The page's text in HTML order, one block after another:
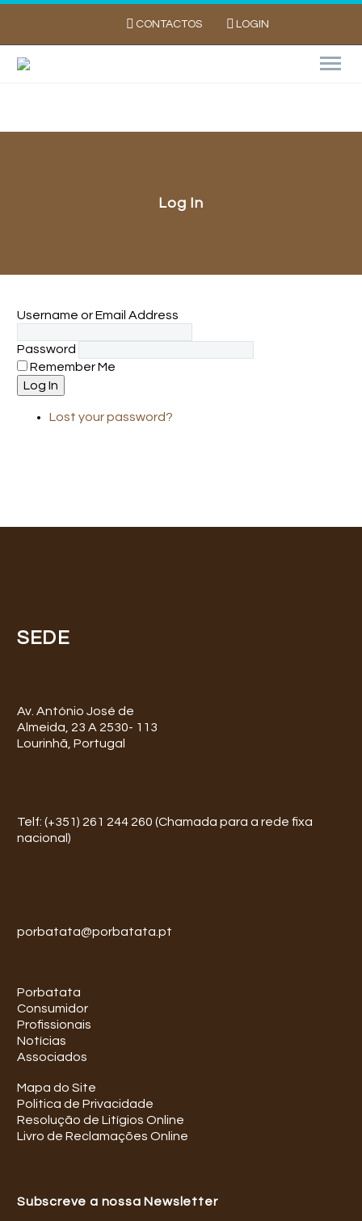
CONTACTOS LOGIN
Log In
Username or Email Address
Password
Remember Me
Log In
Lost your password?
SEDE
Av. António José de
Almeida, 23 A 2530- 113
Lourinhã, Portugal
Telf: (+351) 261 244 260 (Chamada para a rede fixa
nacional)
porbatata@porbatata.pt
Porbatata
Consumidor
Profissionais
Notícias
Associados
Mapa do Site
Politica de Privacidade
Resolução de Litígios Online
Livro de Reclamações Online
Subscreve a nossa Newsletter